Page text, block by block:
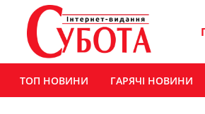
ТОП НОВИНИ ГАРЯЧІ НОВИНИ